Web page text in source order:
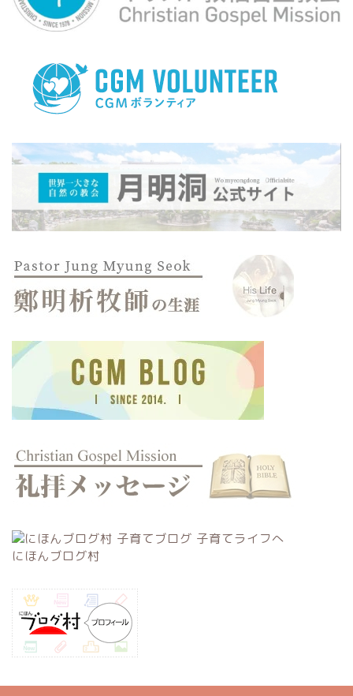
にほんブログ村